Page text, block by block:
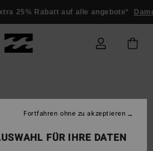
25% Rabatt auf alle angebote* Damen
FÜR IHRE DATEN
Fortfahren ohne zu akzeptieren